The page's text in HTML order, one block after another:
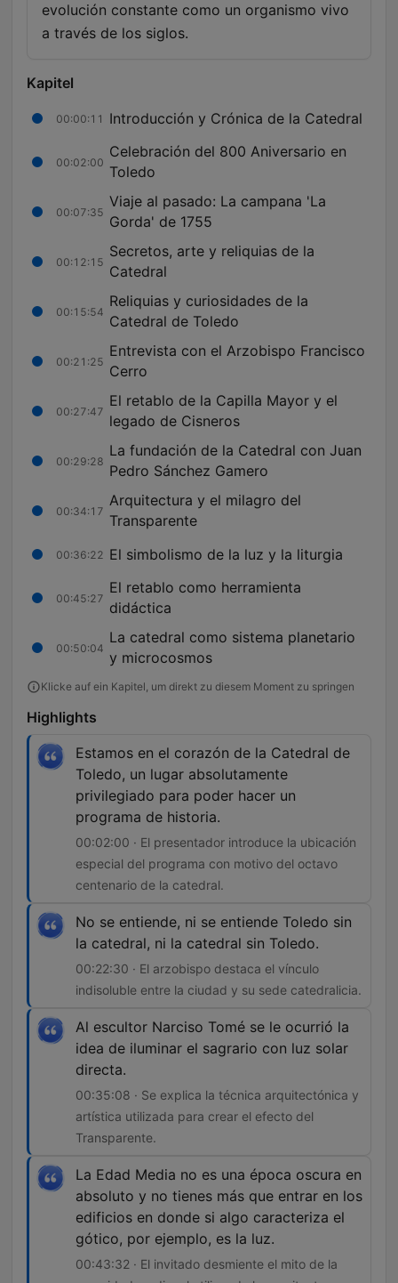
evolución constante como un organismo vivo
a través de los siglos.
Kapitel
00:00:11 Introducción y Crónica de la Catedral
00:02:00
Celebración del 800 Aniversario en
Toledo
00:07:35
Viaje al pasado: La campana 'La
Gorda' de 1755
00:12:15
Secretos, arte y reliquias de la
Catedral
00:15:54
Reliquias y curiosidades de la
Catedral de Toledo
00:21:25
Entrevista con el Arzobispo Francisco
Cerro
00:27:47
El retablo de la Capilla Mayor y el
legado de Cisneros
00:29:28
La fundación de la Catedral con Juan
Pedro Sánchez Gamero
00:34:17
Arquitectura y el milagro del
Transparente
00:36:22 El simbolismo de la luz y la liturgia
00:45:27
El retablo como herramienta
didáctica
00:50:04
La catedral como sistema planetario
y microcosmos
Klicke auf ein Kapitel, um direkt zu diesem Moment zu springen
Highlights
Estamos en el corazón de la Catedral de
Toledo, un lugar absolutamente
privilegiado para poder hacer un
programa de historia.
00:02:00 · El presentador introduce la ubicación
especial del programa con motivo del octavo
centenario de la catedral.
No se entiende, ni se entiende Toledo sin
la catedral, ni la catedral sin Toledo.
00:22:30 · El arzobispo destaca el vínculo
indisoluble entre la ciudad y su sede catedralicia.
Al escultor Narciso Tomé se le ocurrió la
idea de iluminar el sagrario con luz solar
directa.
00:35:08 · Se explica la técnica arquitectónica y
artística utilizada para crear el efecto del
Transparente.
La Edad Media no es una época oscura en
absoluto y no tienes más que entrar en los
edificios en donde si algo caracteriza el
gótico, por ejemplo, es la luz.
00:43:32 · El invitado desmiente el mito de la